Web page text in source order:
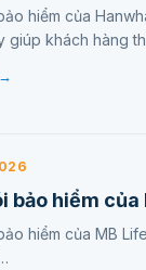
hiểm của
giúp khách hàng
bảo hiểm của
hiểm của MB